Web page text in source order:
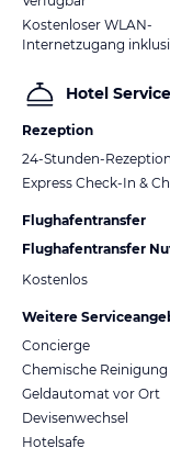
Kostenloser WLAN-
Internetzugang
Hotel
Rezeption
24-Stunden-Rezeption
Express Check-In &
Flughafentransfer
Flughafentransfer
Kostenlos
Weitere
Concierge
Chemische Reinigung
Geldautomat vor Ort
Devisenwechsel
Hotelsafe